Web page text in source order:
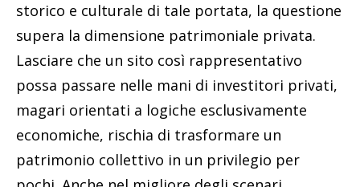
storico e culturale di tale portata, la questione
supera la dimensione patrimoniale privata.
Lasciare che un sito così rappresentativo
possa passare nelle mani di investitori privati,
magari orientati a logiche esclusivamente
economiche, rischia di trasformare un
patrimonio collettivo in un privilegio per